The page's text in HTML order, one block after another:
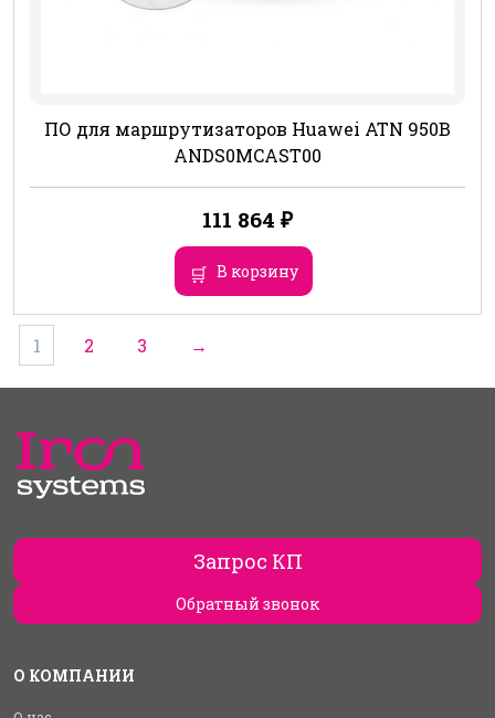
ПО для маршрутизаторов Huawei ATN 950B
ANDS0MCAST00
111 864 ₽
В корзину
1 2 3 →
Запрос КП
Обратный звонок
О КОМПАНИИ